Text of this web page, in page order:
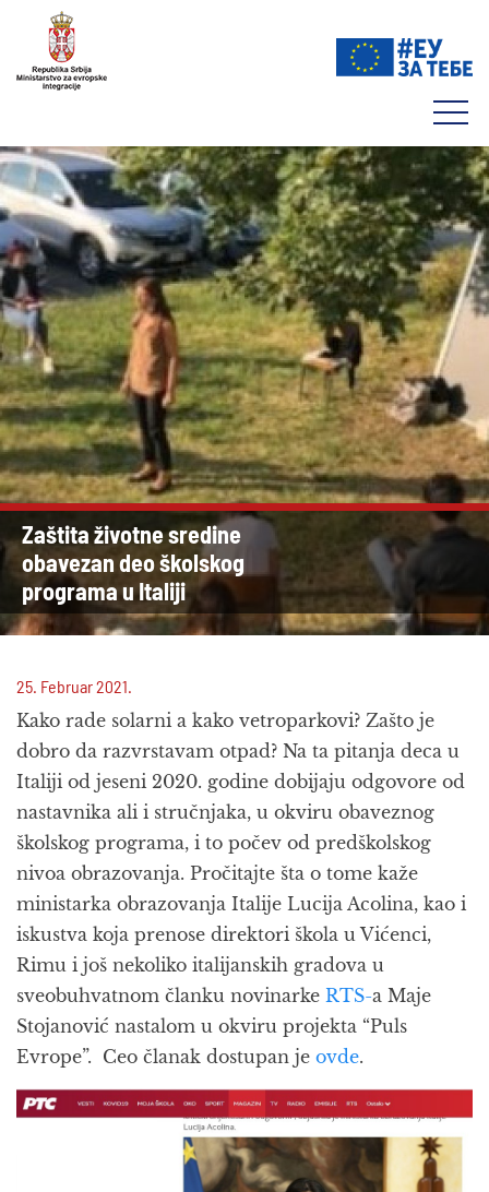
Zaštita životne sredine
obavezan deo školskog
programa u Italiji
25. Februar 2021.
Kako rade solarni a kako vetroparkovi? Zašto je
dobro da razvrstavam otpad? Na ta pitanja deca u
Italiji od jeseni 2020. godine dobijaju odgovore od
nastavnika ali i stručnjaka, u okviru obaveznog
školskog programa, i to počev od predškolskog
nivoa obrazovanja. Pročitajte šta o tome kaže
ministarka obrazovanja Italije Lucija Acolina, kao i
iskustva koja prenose direktori škola u Vićenci,
Rimu i još nekoliko italijanskih gradova u
sveobuhvatnom članku novinarke RTS-a Maje
Stojanović nastalom u okviru projekta “Puls
Evrope”. Ceo članak dostupan je ovde.